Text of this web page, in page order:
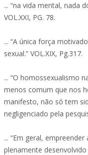
... “na vida mental, nada
VOL.XXI, PG. 78.
... “A única força
sexual.” VOL.XIX, Pg.317.
... “O homossexualismo
menos comum que nos
manifesto, não só tem
negligenciado pela
... “Em geral,
plenamente